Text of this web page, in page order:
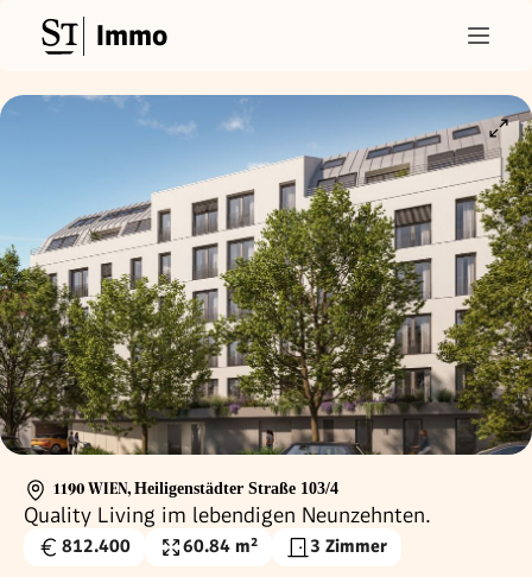
Immo
1190 WIEN, Heiligenstädter Straße 103/4
Quality Living im lebendigen Neunzehnten.
Kaufpreis
812.400
Wohnfläche
60.84 m² 3 Zimmer